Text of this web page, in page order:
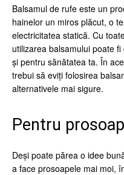
Balsamul de rufe este un
hainelor un miros plăcut, o
electricitatea statică. Cu
utilizarea balsamului poate
și pentru sănătatea ta. În
trebui să eviți folosirea
alternativele mai sigure.
Pentru
Deși poate părea o idee
a face prosoapele mai moi,